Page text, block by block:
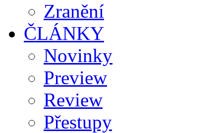
Zranění
ČLÁNKY
Novinky
Preview
Review
Přestupy